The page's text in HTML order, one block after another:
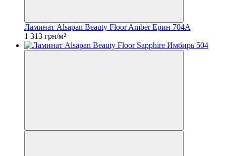
Ламинат Alsapan Beauty Floor Amber Ерин 704A
1 313 грн/м²